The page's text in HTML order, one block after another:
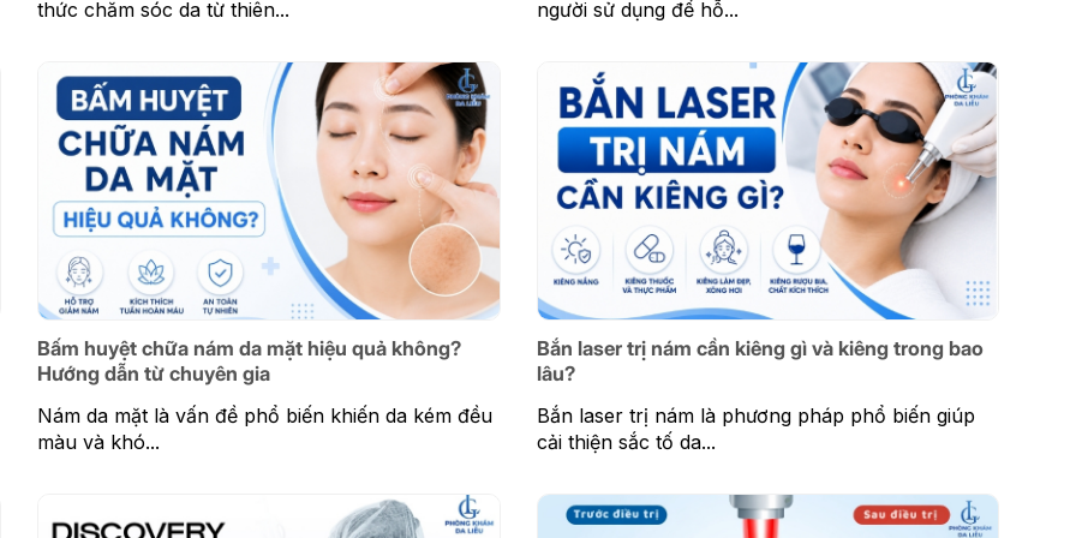
thức chăm sóc da từ thiên... người sử dụng để hỗ...
Bấm huyệt chữa nám da mặt hiệu quả không?
Hướng dẫn từ chuyên gia
Nám da mặt là vấn đề phổ biến khiến da kém đều
màu và khó...
Bắn laser trị nám cần kiêng gì và kiêng trong bao
lâu?
Bắn laser trị nám là phương pháp phổ biến giúp
cải thiện sắc tố da...